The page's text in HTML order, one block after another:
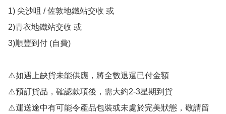
1) 尖沙咀 / 佐敦地鐵站交收 或
2)青衣地鐵站交收 或
3)順豐到付 (自費)
⚠️如遇上缺貨未能供應，將全數退還已付金額
⚠️預訂貨品，確認款項後，需大約2-3星期到貨
⚠️運送途中有可能令產品包裝或未處於完美狀態，敬請留